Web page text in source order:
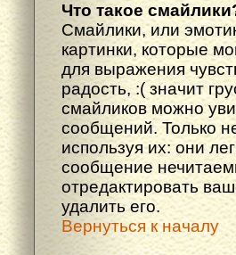
Что такое
Смайлики, или
картинки, которые
для выражения
радость, :( значит
смайликов можно
сообщений. Только
используя их: они
сообщение
отредактировать
удалить его.
Вернуться к началу